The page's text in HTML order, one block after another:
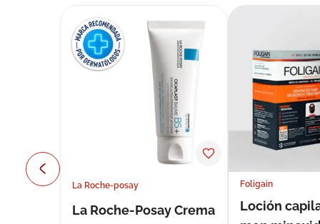
La Roche-posay
La Roche-Posay Crema
Foligain
Loción